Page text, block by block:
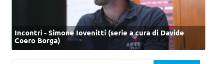
Incontri - Simone Iovenitti (serie a cura di Davide
Coero Borga)